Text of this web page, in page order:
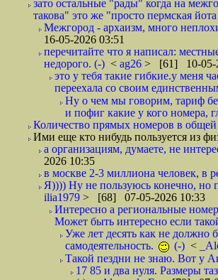
зато остальные "рады" когда на
такова" это же "просто пермская
Межгород - архаизм, много
16-05-2026 03:51
перечитайте что я написал:
недорого. (-) < ag26 > [61] 10-05-
это у тебя такие гибкие.у меня
переехала со своим
Ну о чем мы говорим, тариф
и пофиг какие у кого номера,
Количество прямых номеров в
Ими еще кто нибудь пользуется из
а организациям, думаете, не
2026 10:35
в москве 2-3 миллиона человек, в
Я)))) Ну не пользуюсь конечно, но
ilia1979 > [68] 07-05-2026 10:33
Интересно а региональные
Может быть интересно если
Уже лет десять как не должно
самодеятельность.
(-) <
Такой пездни не знаю. Вот у
17 85 и два нуля. Размеры